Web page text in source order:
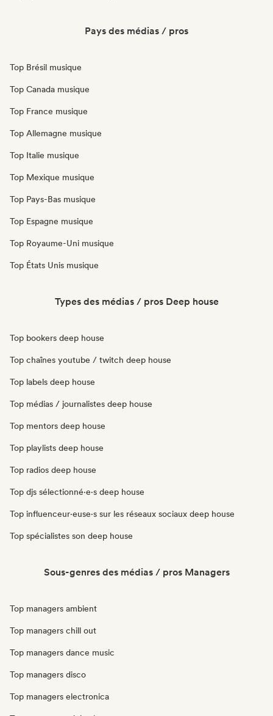
Pays des médias / pros
Top Brésil musique
Top Canada musique
Top France musique
Top Allemagne musique
Top Italie musique
Top Mexique musique
Top Pays-Bas musique
Top Espagne musique
Top Royaume-Uni musique
Top États Unis musique
Types des médias / pros Deep house
Top bookers deep house
Top chaînes youtube / twitch deep house
Top labels deep house
Top médias / journalistes deep house
Top mentors deep house
Top playlists deep house
Top radios deep house
Top djs sélectionné·e·s deep house
Top influenceur·euse·s sur les réseaux sociaux deep house
Top spécialistes son deep house
Sous-genres des médias / pros Managers
Top managers ambient
Top managers chill out
Top managers dance music
Top managers disco
Top managers electronica